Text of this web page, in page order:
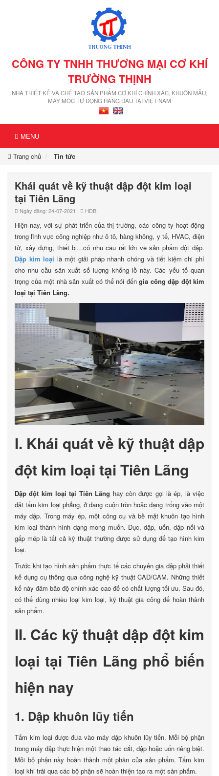
CÔNG TY TNHH THƯƠNG MẠI CƠ KHÍ
TRƯỜNG THỊNH
NHÀ THIẾT KẾ VÀ CHẾ TẠO SẢN PHẨM CƠ KHÍ CHÍNH XÁC, KHUÔN MẪU,
MÁY MÓC TỰ ĐỘNG HÀNG ĐẦU TẠI VIỆT NAM
MENU
Trang chủ Tin tức
Khái quát về kỹ thuật dập đột kim loại
tại Tiên Lãng
Ngày đăng: 24-07-2021 | HDB
Hiện nay, với sự phát triển của thị trường, các công ty hoạt động
trong lĩnh vực công nghiệp như ô tô, hàng không, y tế, HVAC, điện
tử, xây dựng, thiết bị…có nhu cầu rất lớn về sản phẩm đột dập.
Dập kim loại là một giải pháp nhanh chóng và tiết kiệm chi phí
cho nhu cầu sản xuất số lượng khổng lồ này. Các yếu tố quan
trọng của một nhà sản xuất có thể nói đến gia công dập đột kim
loại tại Tiên Lãng.
I. Khái quát về kỹ thuật dập
đột kim loại tại Tiên Lãng
Dập đột kim loại tại Tiên Lãng hay còn được gọi là ép, là việc
đặt tấm kim loại phẳng, ở dạng cuộn tròn hoặc dạng trống vào một
máy dập. Trong máy ép, một công cụ và bề mặt khuôn tạo hình
kim loại thành hình dạng mong muốn. Đục, dập, uốn, dập nổi và
gấp mép là tất cả kỹ thuật thường được sử dụng để tạo hình kim
loại.
Trước khi tạo hình sản phẩm thực tế các chuyên gia dập phải thiết
kế dụng cụ thông qua công nghệ kỹ thuật CAD/CAM. Những thiết
kế này đảm bảo độ chính xác cao để có chất lượng tối ưu. Sau đó,
có thể dùng nhiều loại kim loại, kỹ thuật gia công để hoàn thành
sản phẩm.
II. Các kỹ thuật dập đột kim
loại tại Tiên Lãng phổ biến
hiện nay
1. Dập khuôn lũy tiến
Tấm kim loại được đưa vào máy dập khuôn lũy tiến. Mỗi bộ phận
trong máy dập thực hiện một thao tác cắt, dập hoặc uốn riêng biệt.
Mỗi bộ phận này hoàn thành một phần của sản phẩm. Tấm kim
loại khi trải qua các bộ phận sẽ hoàn thiện tạo ra một sản phẩm.